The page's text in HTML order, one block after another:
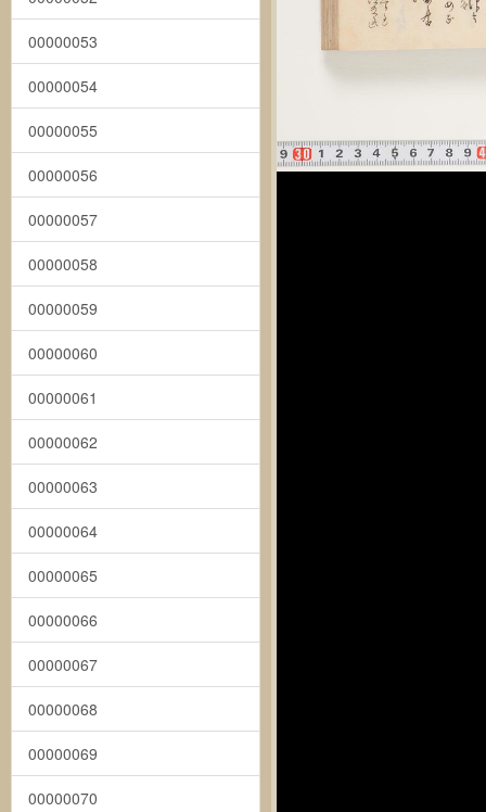
00000053
00000054
00000055
00000056
00000057
00000058
00000059
00000060
00000061
00000062
00000063
00000064
00000065
00000066
00000067
00000068
00000069
00000070